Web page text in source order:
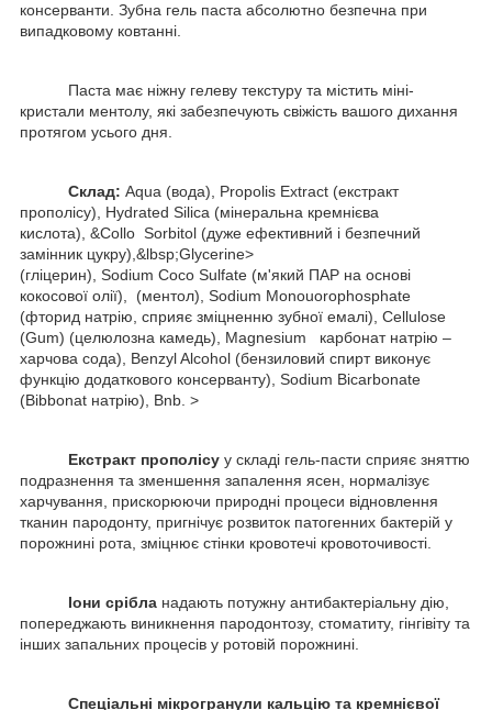
консерванти. Зубна гель паста абсолютно безпечна при
випадковому ковтанні.
Паста має ніжну гелеву текстуру та містить міні-
кристали ментолу, які забезпечують свіжість вашого дихання
протягом усього дня.
Склад: Aqua (вода), Propolis Extract (екстракт
прополісу), Hydrated Silica (мінеральна кремнієва
кислота), &Collo Sorbitol (дуже ефективний і безпечний
замінник цукру),&lbsp;Glycerine>
(гліцерин), Sodium Coco Sulfate (м'який ПАР на основі
кокосової олії), (ментол), Sodium Monouorophosphate
(фторид натрію, сприяє зміцненню зубної емалі), Cellulose
(Gum) (целюлозна камедь), Magnesium карбонат натрію –
харчова сода), Benzyl Alcohol (бензиловий спирт виконує
функцію додаткового консерванту), Sodium Bicarbonate
(Bіbbonat натрію), Bnb. >
Екстракт прополісу у складі гель-пасти сприяє зняттю
подразнення та зменшення запалення ясен, нормалізує
харчування, прискорюючи природні процеси відновлення
тканин пародонту, пригнічує розвиток патогенних бактерій у
порожнині рота, зміцнює стінки кровотечі кровоточивості.
Іони срібла надають потужну антибактеріальну дію,
попереджають виникнення пародонтозу, стоматиту, гінгівіту та
інших запальних процесів у ротовій порожнині.
Спеціальні мікрогранули кальцію та кремнієвої